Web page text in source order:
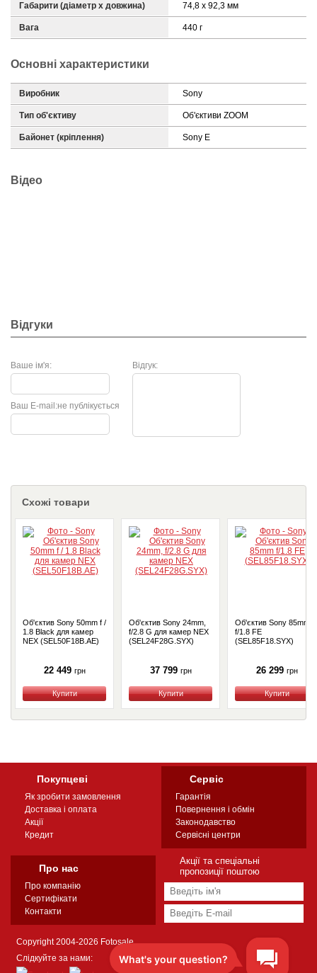
Габарити (діаметр х довжина) 74,8 x 92,3 мм
Вага 440 г
Основні характеристики
Виробник Sony
Тип об'єктиву Об'єктиви ZOOM
Байонет (кріплення) Sony E
Відео
Відгуки
Ваше ім'я: Відгук:
не публікується
Ваш E-mail:
Схожі товари
Об'єктив Sony 50mm f /
1.8 Black для камер
NEX (SEL50F18B.AE)
22 449 грн
Купити
Об'єктив Sony 24mm,
f/2.8 G для камер NEX
(SEL24F28G.SYX)
37 799 грн
Купити
Об'єктив Sony 85mm
f/1.8 FE
(SEL85F18.SYX)
26 299 грн
Купити
Покупцеві
Як зробити замовлення
Доставка і оплата
Акції
Кредит
Сервіс
Гарантія
Повернення і обмін
Законодавство
Сервісні центри
Про нас
Про компанію
Сертифікати
Контакти
Акції та спеціальні
пропозиції поштою
Copyright 2004-2026 Fotosale
Слідкуйте за нами: